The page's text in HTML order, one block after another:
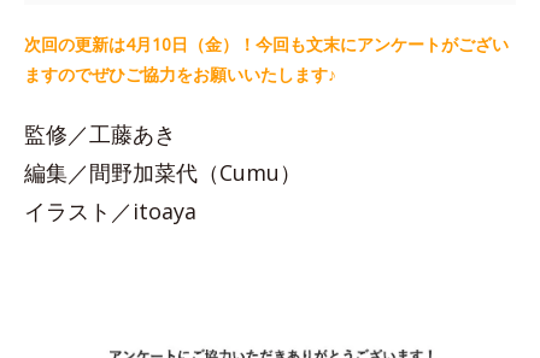
次回の更新は4月10日（金）！今回も文末にアンケートがござい
ますのでぜひご協力をお願いいたします♪
監修／工藤あき
編集／間野加菜代（Cumu）
イラスト／itoaya